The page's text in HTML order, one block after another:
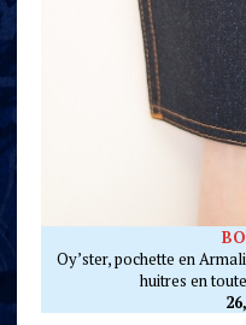
Oy’ster, pochette en
huitres en